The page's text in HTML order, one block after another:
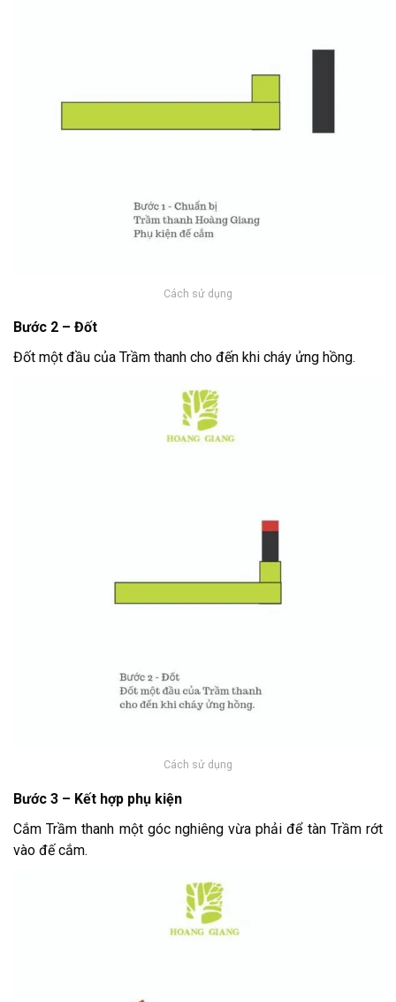
Cách sử dụng
Bước 2 – Đốt
Đốt một đầu của Trầm thanh cho đến khi cháy ửng hồng.
Cách sử dụng
Bước 3 – Kết hợp phụ kiện
Cắm Trầm thanh một góc nghiêng vừa phải để tàn Trầm rớt
vào đế cắm.